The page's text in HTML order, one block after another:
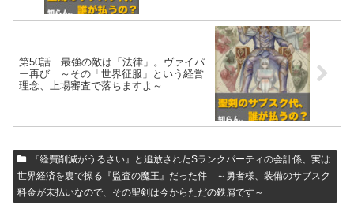
第50話 最強の敵は「法律」。ヴァイパ
ー再び ～その「世界征服」という経営
理念、上場審査で落ちますよ～
『経費削減がうるさい』と追放されたSランクパーティの会計係、実は
世界経済を裏で操る『監査の魔王』だった件 ～勇者様、装備のサブスク
料金が未払いなので、その聖剣は今からただの鉄屑です～